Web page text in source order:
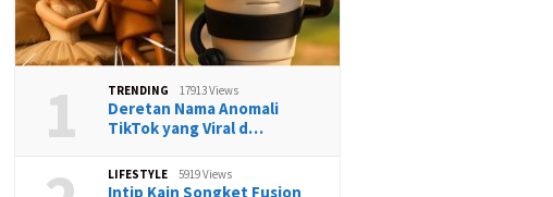
1 TRENDING 17913 Views
Deretan Nama Anomali
TikTok yang Viral d…
LIFESTYLE 5919 Views
Intip Kain Songket Fusion